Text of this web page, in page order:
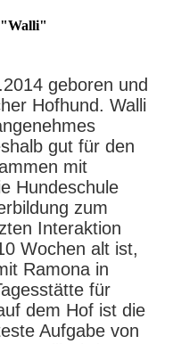
"Walli"
geboren und
Hofhund. Walli
gut für den
mit
Hundeschule
zum
Interaktion
Wochen alt ist,
Ramona in
für
dem Hof ist die
Aufgabe von